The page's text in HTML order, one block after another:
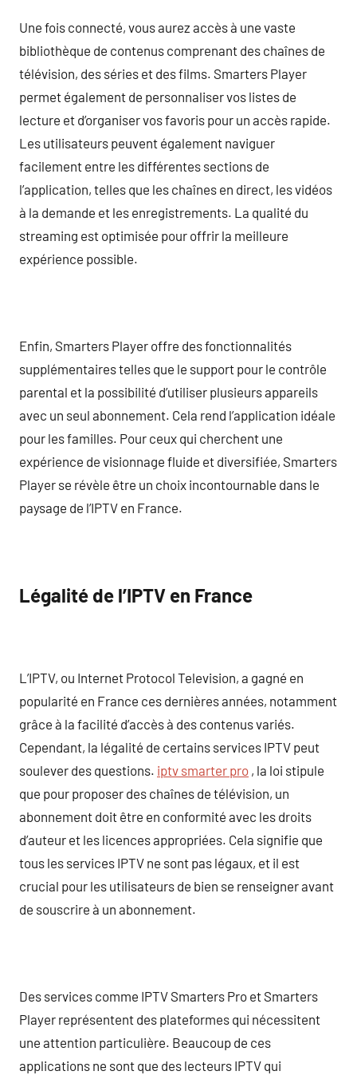
Une fois connecté, vous aurez accès à une vaste
bibliothèque de contenus comprenant des chaînes de
télévision, des séries et des films. Smarters Player
permet également de personnaliser vos listes de
lecture et d’organiser vos favoris pour un accès rapide.
Les utilisateurs peuvent également naviguer
facilement entre les différentes sections de
l’application, telles que les chaînes en direct, les vidéos
à la demande et les enregistrements. La qualité du
streaming est optimisée pour offrir la meilleure
expérience possible.
Enfin, Smarters Player offre des fonctionnalités
supplémentaires telles que le support pour le contrôle
parental et la possibilité d’utiliser plusieurs appareils
avec un seul abonnement. Cela rend l’application idéale
pour les familles. Pour ceux qui cherchent une
expérience de visionnage fluide et diversifiée, Smarters
Player se révèle être un choix incontournable dans le
paysage de l’IPTV en France.
Légalité de l’IPTV en France
L’IPTV, ou Internet Protocol Television, a gagné en
popularité en France ces dernières années, notamment
grâce à la facilité d’accès à des contenus variés.
Cependant, la légalité de certains services IPTV peut
soulever des questions. iptv smarter pro , la loi stipule
que pour proposer des chaînes de télévision, un
abonnement doit être en conformité avec les droits
d’auteur et les licences appropriées. Cela signifie que
tous les services IPTV ne sont pas légaux, et il est
crucial pour les utilisateurs de bien se renseigner avant
de souscrire à un abonnement.
Des services comme IPTV Smarters Pro et Smarters
Player représentent des plateformes qui nécessitent
une attention particulière. Beaucoup de ces
applications ne sont que des lecteurs IPTV qui